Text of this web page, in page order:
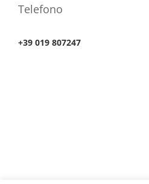
Telefono
+39 019 807247